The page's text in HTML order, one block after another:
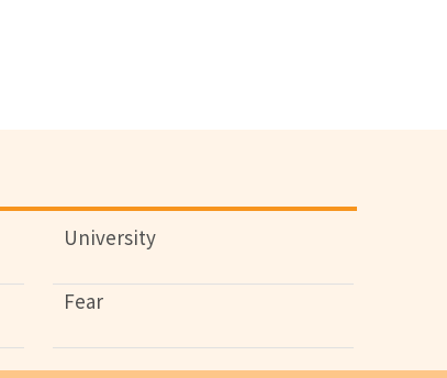
University
Fear